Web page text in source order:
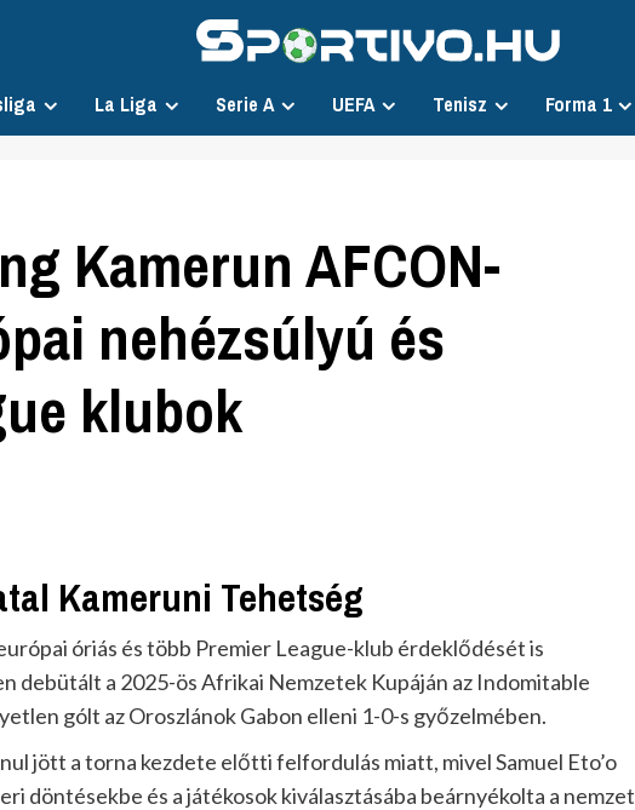
La Liga Serie A UEFA Tenisz Forma 1
Kamerun AFCON-
nehézsúlyú és
klubok
Kameruni Tehetség
óriás és több Premier League-klub érdeklődését is
debütált a 2025-ös Afrikai Nemzetek Kupáján az Indomitable
gólt az Oroszlánok Gabon elleni 1-0-s győzelmében.
jött a torna kezdete előtti felfordulás miatt, mivel Samuel Eto’o
döntésekbe és a játékosok kiválasztásába beárnyékolta a nemzet